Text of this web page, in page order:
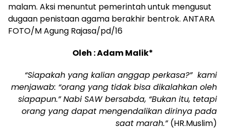
Oleh : Adam Malik*
“Siapakah yang kalian anggap perkasa?” kami
menjawab: “orang yang tidak bisa dikalahkan oleh
siapapun.” Nabi SAW bersabda, “Bukan itu, tetapi
orang yang dapat mengendalikan dirinya pada
saat marah.” (HR.Muslim)